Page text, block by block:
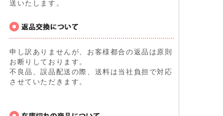
送いたします。
申し訳ありませんが、お客様都合の返品は原則
お断りしております。
不良品、誤品配送の際、送料は当社負担で対応
させていただきます。